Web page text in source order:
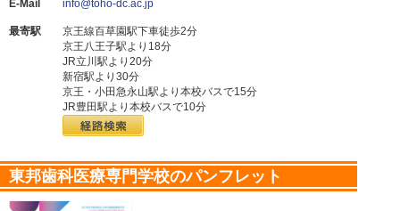
E-Mail info@toho-dc.ac.jp
最寄駅
京王線百草園駅下車徒歩2分
京王八王子駅より18分
JR立川駅より20分
新宿駅より30分
京王・小田急永山駅より本校バスで15分
JR豊田駅より本校バスで10分
東邦歯科医療専門学校のパンフレット